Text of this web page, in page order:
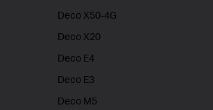
Deco X50-4G
Deco X20
Deco E4
Deco E3
Deco M5